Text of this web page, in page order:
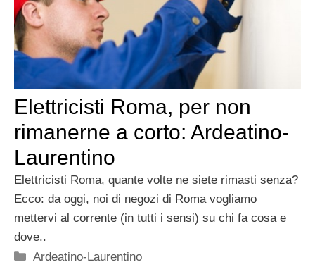
Elettricisti Roma, per non
rimanerne a corto: Ardeatino-
Laurentino
Elettricisti Roma, quante volte ne siete rimasti senza?
Ecco: da oggi, noi di negozi di Roma vogliamo
mettervi al corrente (in tutti i sensi) su chi fa cosa e
dove..
Categorie
Ardeatino-Laurentino